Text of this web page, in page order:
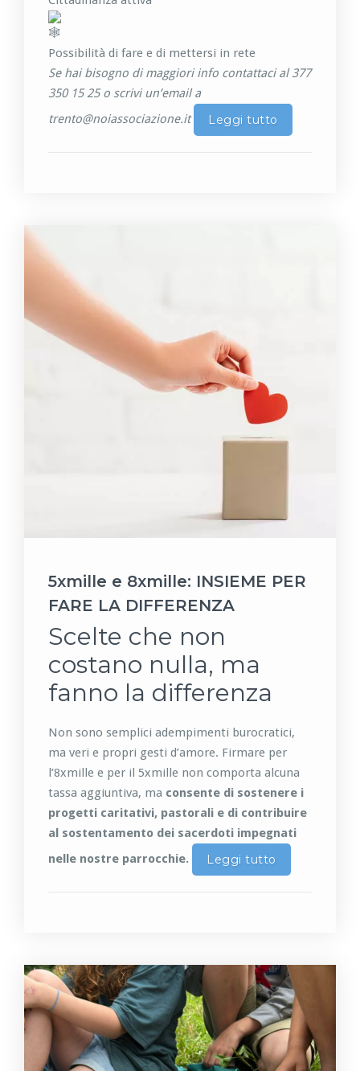
Possibilità di fare e di mettersi in rete
Se hai bisogno di maggiori info contattaci al 377
350 15 25 o scrivi un’email a
trento@noiassociazione.it
Leggi tutto
5xmille e 8xmille: INSIEME PER
FARE LA DIFFERENZA
Scelte che non
costano nulla, ma
fanno la differenza
Non sono semplici adempimenti burocratici,
ma veri e propri gesti d’amore. Firmare per
l’8xmille e per il 5xmille non comporta alcuna
tassa aggiuntiva, ma consente di sostenere i
progetti caritativi, pastorali e di contribuire
al sostentamento dei sacerdoti impegnati
nelle nostre parrocchie.
Leggi tutto